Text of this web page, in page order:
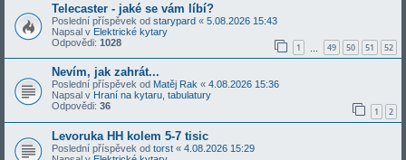
Telecaster - jaké se vám líbí?
Poslední příspěvek od starypard « 5.08.2026 15:43
Napsal v Elektrické kytary
Odpovědi: 1028 1 49 50 51 52
Nevím, jak zahrát...
Poslední příspěvek od Matěj Rak « 4.08.2026 15:36
Napsal v Hraní na kytaru, tabulatury
Odpovědi: 36 1 2
Levoruka HH kolem 5-7 tisic
Poslední příspěvek od torst « 4.08.2026 15:29